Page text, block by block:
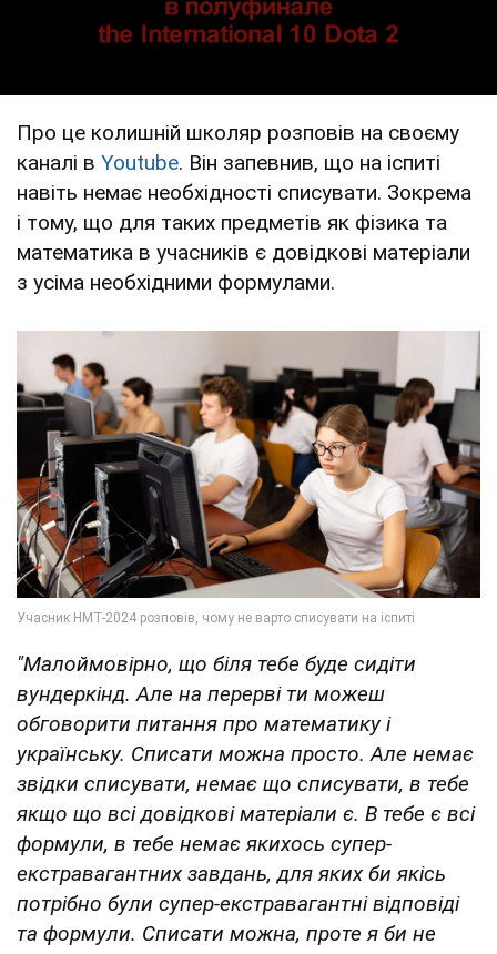
Про це колишній школяр розповів на своєму
каналі в Youtube. Він запевнив, що на іспиті
навіть немає необхідності списувати. Зокрема
і тому, що для таких предметів як фізика та
математика в учасників є довідкові матеріали
з усіма необхідними формулами.
"Малоймовірно, що біля тебе буде сидіти
вундеркінд. Але на перерві ти можеш
обговорити питання про математику і
українську. Списати можна просто. Але немає
звідки списувати, немає що списувати, в тебе
якщо що всі довідкові матеріали є. В тебе є всі
формули, в тебе немає якихось супер-
екстравагантних завдань, для яких би якісь
потрібно були супер-екстравагантні відповіді
та формули. Списати можна, проте я би не